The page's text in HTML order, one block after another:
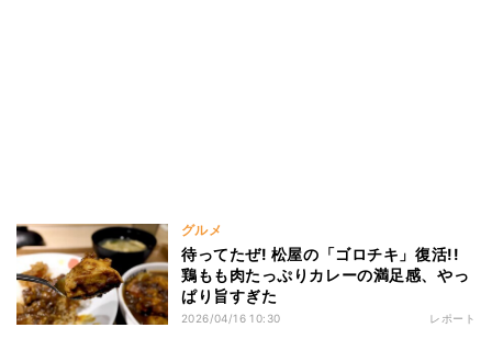
グルメ
待ってたぜ! 松屋の「ゴロチキ」復活!!
鶏もも肉たっぷりカレーの満足感、やっ
ぱり旨すぎた
2026/04/16 10:30 レポート